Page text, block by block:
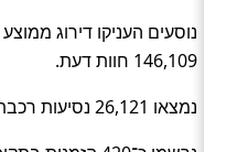
146,109 חוות דעת.
נמצאו 26,121 נסיעות רכבת (כ־71.6 ליום).